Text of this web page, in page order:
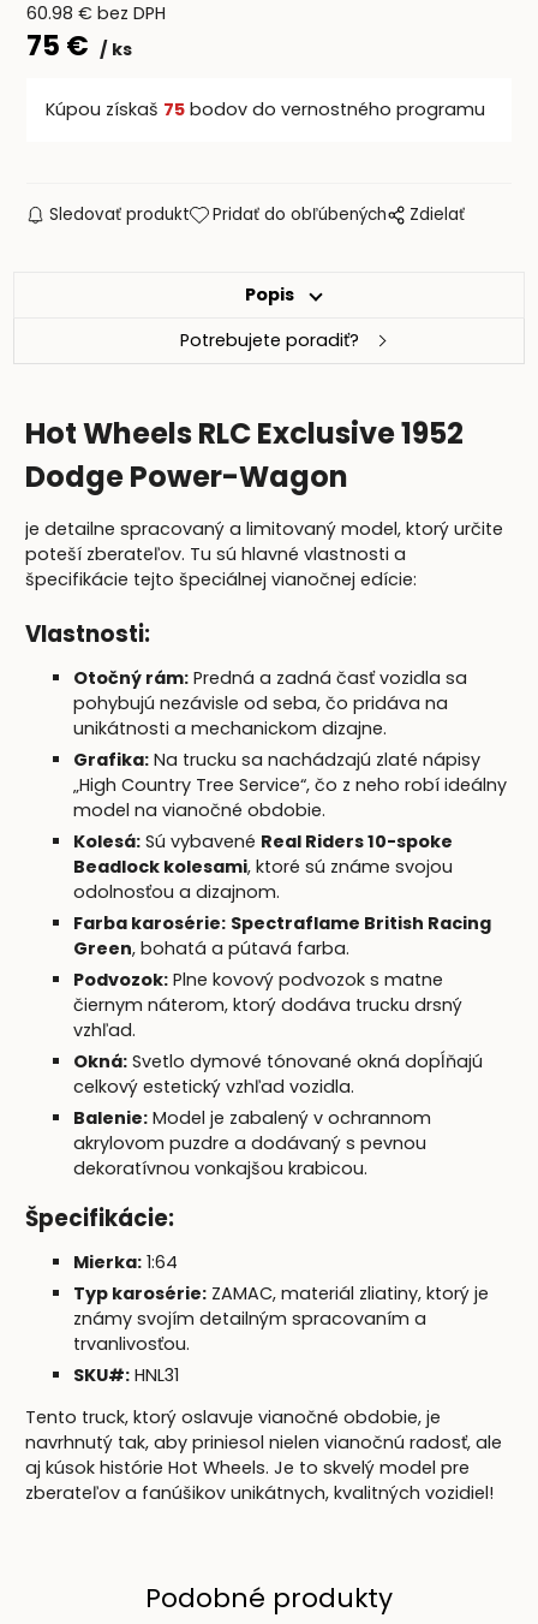
60.98 € bez DPH
75 € ks
Kúpou získaš 75bodov do vernostného programu
Sledovať produkt Pridať do obľúbených Zdielať
Popis
Potrebujete poradiť?
Hot Wheels RLC Exclusive 1952
Dodge Power-Wagon
je detailne spracovaný a limitovaný model, ktorý určite
poteší zberateľov. Tu sú hlavné vlastnosti a
špecifikácie tejto špeciálnej vianočnej edície:
Vlastnosti:
Otočný rám: Predná a zadná časť vozidla sa
pohybujú nezávisle od seba, čo pridáva na
unikátnosti a mechanickom dizajne.
Grafika: Na trucku sa nachádzajú zlaté nápisy
„High Country Tree Service“, čo z neho robí ideálny
model na vianočné obdobie.
Kolesá: Sú vybavené Real Riders 10-spoke
Beadlock kolesami, ktoré sú známe svojou
odolnosťou a dizajnom.
Farba karosérie: Spectraflame British Racing
Green, bohatá a pútavá farba.
Podvozok: Plne kovový podvozok s matne
čiernym náterom, ktorý dodáva trucku drsný
vzhľad.
Okná: Svetlo dymové tónované okná dopĺňajú
celkový estetický vzhľad vozidla.
Balenie: Model je zabalený v ochrannom
akrylovom puzdre a dodávaný s pevnou
dekoratívnou vonkajšou krabicou.
Špecifikácie:
Mierka: 1:64
Typ karosérie: ZAMAC, materiál zliatiny, ktorý je
známy svojím detailným spracovaním a
trvanlivosťou.
SKU#: HNL31
Tento truck, ktorý oslavuje vianočné obdobie, je
navrhnutý tak, aby priniesol nielen vianočnú radosť, ale
aj kúsok histórie Hot Wheels. Je to skvelý model pre
zberateľov a fanúšikov unikátnych, kvalitných vozidiel!
Podobné produkty